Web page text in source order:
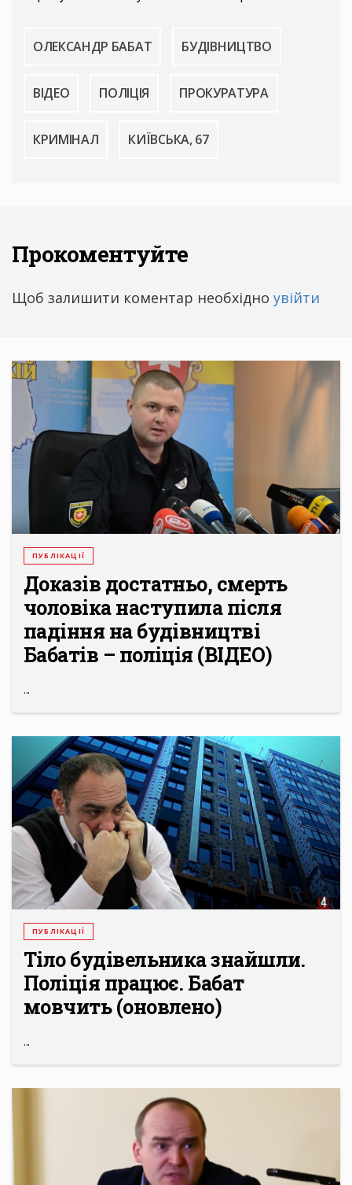
ОЛЕКСАНДР БАБАТ БУДІВНИЦТВО
ВІДЕО ПОЛІЦІЯ ПРОКУРАТУРА
КРИМІНАЛ КИЇВСЬКА, 67
Прокоментуйте
Щоб залишити коментар необхідно увійти
ПУБЛІКАЦІЇ
Доказів достатньо, смерть
чоловіка наступила після
падіння на будівництві
Бабатів – поліція (ВІДЕО)
...
ПУБЛІКАЦІЇ
Тіло будівельника знайшли.
Поліція працює. Бабат
мовчить (оновлено)
...